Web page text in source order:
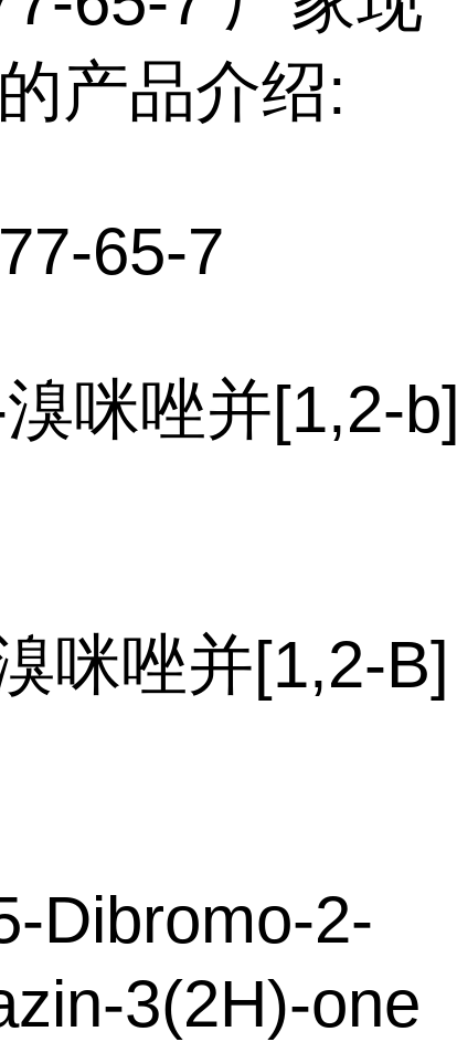
产品介绍:
65-7
咪唑并[1,2-b]
咪唑并[1,2-B]
Dibromo-2-
3(2H)-one